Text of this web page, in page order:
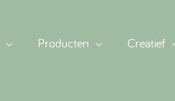
Producten
Creatief